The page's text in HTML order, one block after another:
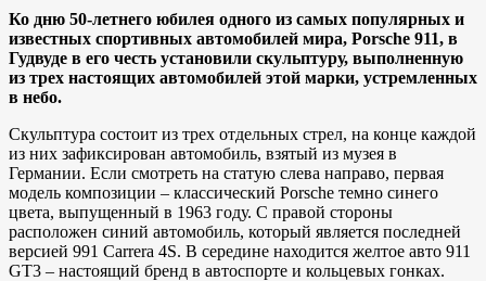
Ко дню 50-летнего юбилея одного из самых популярных и
известных спортивных автомобилей мира, Porsche 911, в
Гудвуде в его честь установили скульптуру, выполненную
из трех настоящих автомобилей этой марки, устремленных
в небо.
Скульптура состоит из трех отдельных стрел, на конце каждой
из них зафиксирован автомобиль, взятый из музея в
Германии. Если смотреть на статую слева направо, первая
модель композиции – классический Porsche темно синего
цвета, выпущенный в 1963 году. С правой стороны
расположен синий автомобиль, который является последней
версией 991 Carrera 4S. В середине находится желтое авто 911
GT3 – настоящий бренд в автоспорте и кольцевых гонках.